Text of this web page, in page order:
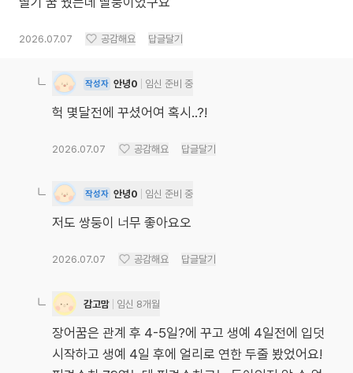
2026.07.07 공감해요 답글달기
작성자 안녕0 임신 준비 중
헉 몇달전에 꾸셨어여 혹시..?!
2026.07.07 공감해요 답글달기
작성자 안녕0 임신 준비 중
저도 쌍둥이 너무 좋아요오
2026.07.07 공감해요 답글달기
감고맘 임신 8개월
장어꿈은 관계 후 4-5일?에 꾸고 생예 4일전에 입덧
시작하고 생예 4일 후에 얼리로 연한 두줄 봤었어요!